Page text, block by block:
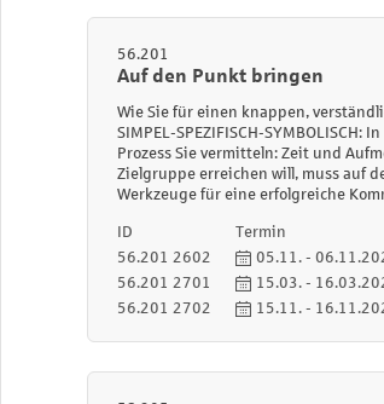
56.201
Auf den Punkt bringen
Wie Sie für einen knappen,
SIMPEL-SPEZIFISCH-
Prozess Sie vermitteln: Zeit und
Zielgruppe erreichen will, muss auf
Werkzeuge für eine erfolgreiche
ID Termin
56.201 2602
05.11. -
56.201 2701
15.03. -
56.201 2702
15.11. -